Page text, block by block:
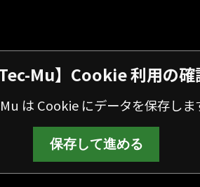
Tec-Mu】Cookie 利用の確
は Cookie にデータを保存しま
保存して進める